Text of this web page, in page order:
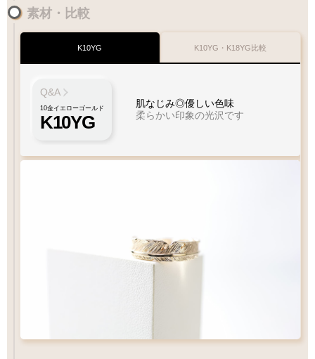
素材・比較
K10YG
Q&A
10金イエローゴールド
K10YG
肌なじみ◎優しい色味
柔らかい印象の光沢です
K10YG・K18YG比較